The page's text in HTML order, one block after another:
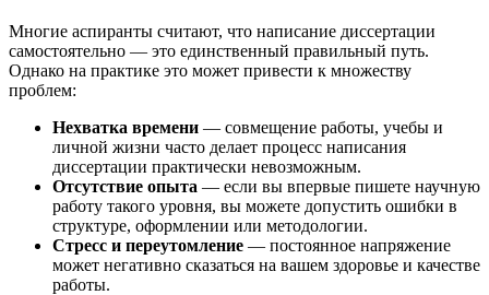
Многие аспиранты считают, что написание диссертации
самостоятельно — это единственный правильный путь.
Однако на практике это может привести к множеству
проблем:
Нехватка времени — совмещение работы, учебы и
личной жизни часто делает процесс написания
диссертации практически невозможным.
Отсутствие опыта — если вы впервые пишете научную
работу такого уровня, вы можете допустить ошибки в
структуре, оформлении или методологии.
Стресс и переутомление — постоянное напряжение
может негативно сказаться на вашем здоровье и качестве
работы.